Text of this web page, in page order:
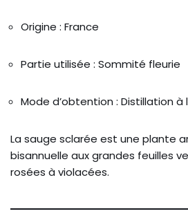
Origine : France
Partie utilisée : Sommité fleurie
Mode d’obtention : Distillation à
La sauge sclarée est une plante
bisannuelle aux grandes feuilles
rosées à violacées.